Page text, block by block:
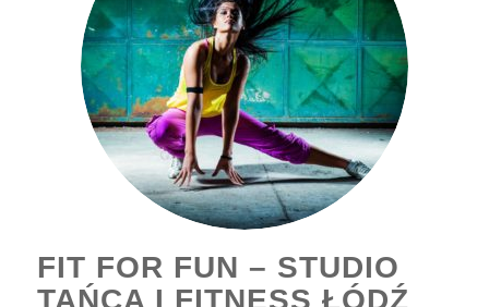
FIT FOR FUN – STUDIO
TAŃCA I FITNESS ŁÓDŹ